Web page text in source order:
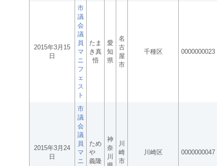
2015年3月15
日
市
議
会
議
員
マ
ニ
フ
ェ
ス
ト
たま
き真
悟
愛
知
県
名
古
屋
市
千種区 0000000023
2015年3月24
日
市
議
会
議
員
マ
ニ
ため
や
義隆
神
奈
川
川
崎
市
川崎区 0000000047